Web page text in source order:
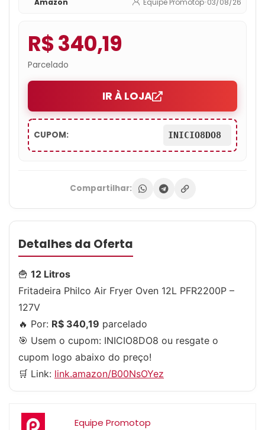
Amazon Equipe Promotop•03/08/26
R$ 340,19
Parcelado
IR À LOJA
CUPOM: INICIO8DO8
Compartilhar:
Detalhes da Oferta
🍟 12 Litros
Fritadeira Philco Air Fryer Oven 12L PFR2200P –
127V
🔥 Por: R$ 340,19 parcelado
🎯 Usem o cupom: INICIO8DO8 ou resgate o
cupom logo abaixo do preço!
🛒 Link: link.amazon/B00NsOYez
Equipe Promotop